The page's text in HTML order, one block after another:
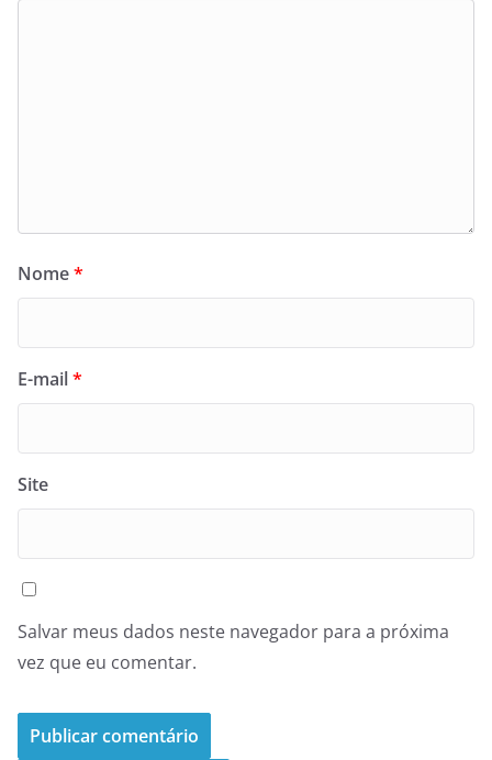
Nome*
E-mail*
Site
Salvar meus dados neste navegador para a próxima
vez que eu comentar.